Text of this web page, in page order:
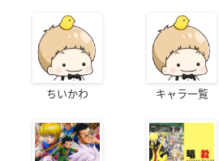
ちいかわ キャラ一覧